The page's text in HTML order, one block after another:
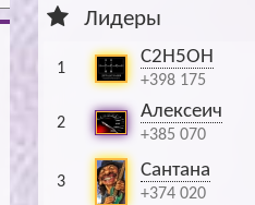
Лидеры
1
C2H5OH
+398 175
2
Алексеич
+385 070
3
Сантана
+374 020